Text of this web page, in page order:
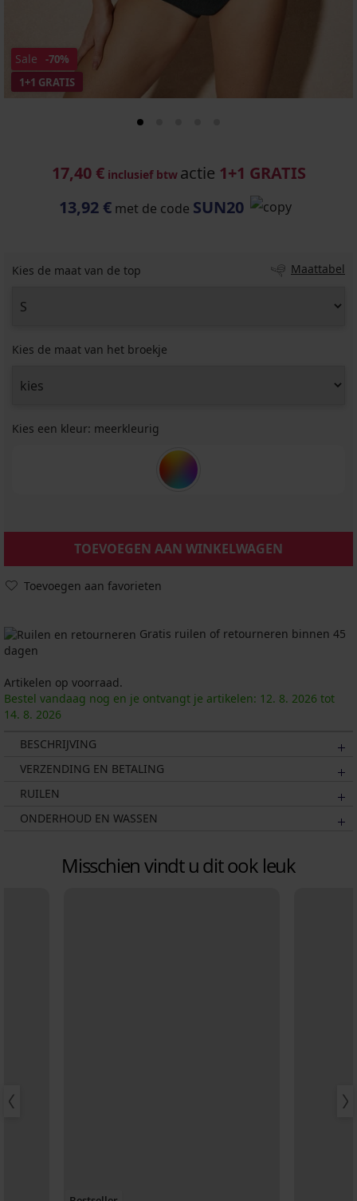
1+1 GRATIS
Sale -70%
17,40 € inclusief btw actie 1+1 GRATIS
13,92 € met de code SUN20
Kies de maat van de top Maattabel
Kies de maat van het broekje
Kies een kleur: meerkleurig
TOEVOEGEN AAN WINKELWAGEN
Toevoegen aan favorieten
Gratis ruilen of retourneren binnen 45
dagen
Artikelen op voorraad.
Bestel vandaag nog en je ontvangt je artikelen: 12. 8. 2026 tot
14. 8. 2026
BESCHRIJVING
VERZENDING EN BETALING
RUILEN
ONDERHOUD EN WASSEN
Misschien vindt u dit ook leuk